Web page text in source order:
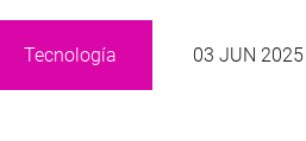
Tecnología 03 JUN 2025